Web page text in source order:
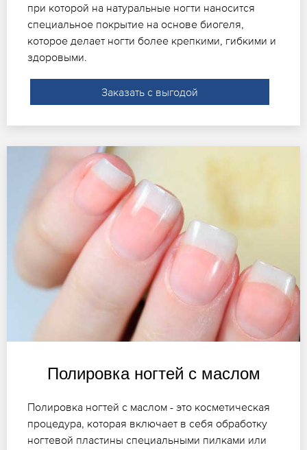
при которой на натуральные ногти наносится
специальное покрытие на основе биогеля,
которое делает ногти более крепкими, гибкими и
здоровыми.
Заказать с выгодой
Полировка ногтей с маслом
Полировка ногтей с маслом - это косметическая
процедура, которая включает в себя обработку
ногтевой пластины специальными пилками или